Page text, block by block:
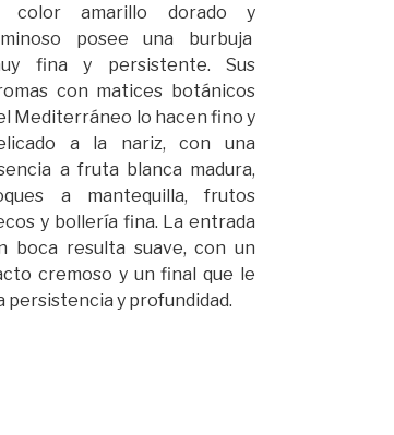
color amarillo dorado y
posee una burbuja
fina y persistente. Sus
con matices botánicos
Mediterráneo lo hacen fino y
a la nariz, con una
a fruta blanca madura,
a mantequilla, frutos
y bollería fina. La entrada
boca resulta suave, con un
cremoso y un final que le
persistencia y profundidad.